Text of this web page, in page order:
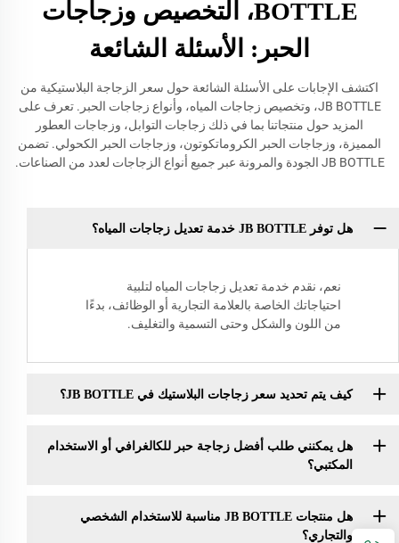
BOTTLE، التخصيص وزجاجات
الحبر: الأسئلة الشائعة
اكتشف الإجابات على الأسئلة الشائعة حول سعر الزجاجة البلاستيكية من
JB BOTTLE، وتخصيص زجاجات المياه، وأنواع زجاجات الحبر. تعرف على
المزيد حول منتجاتنا بما في ذلك زجاجات التوابل، وزجاجات العطور
المميزة، وزجاجات الحبر الكروماتكوتون، وزجاجات الحبر الكحولي. تضمن
JB BOTTLE الجودة والمرونة عبر جميع أنواع الزجاجات لعدد من الصناعات.
هل توفر JB BOTTLE خدمة تعديل زجاجات المياه؟
نعم، نقدم خدمة تعديل زجاجات المياه لتلبية
احتياجاتك الخاصة بالعلامة التجارية أو الوظائف، بدءًا
من اللون والشكل وحتى التسمية والتغليف.
كيف يتم تحديد سعر زجاجات البلاستيك في JB BOTTLE؟
هل يمكنني طلب أفضل زجاجة حبر للكالغرافي أو الاستخدام
المكتبي؟
هل منتجات JB BOTTLE مناسبة للاستخدام الشخصي
والتجاري؟